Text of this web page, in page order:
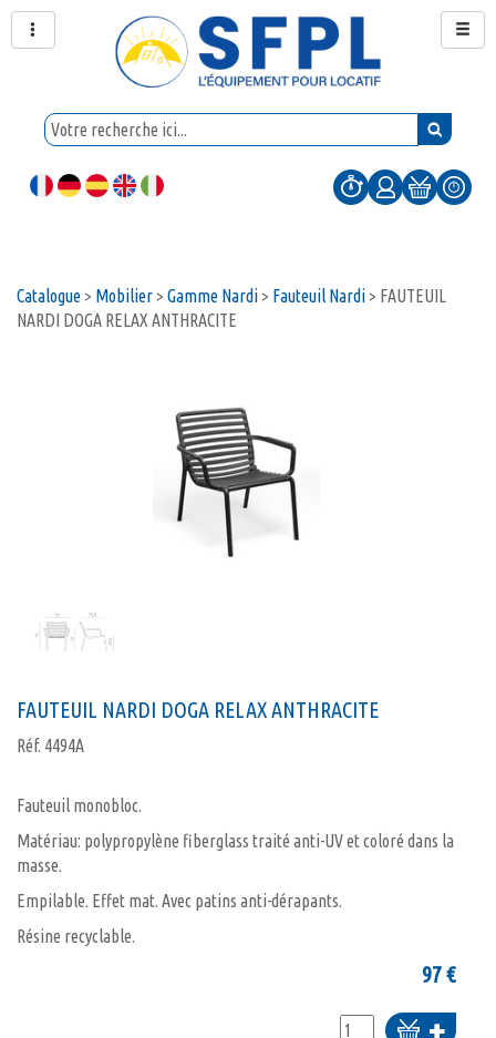
Catalogue> Mobilier> Gamme Nardi> Fauteuil Nardi> FAUTEUIL
NARDI DOGA RELAX ANTHRACITE
FAUTEUIL NARDI DOGA RELAX ANTHRACITE
Réf. 4494A
Fauteuil monobloc.
Matériau: polypropylène fiberglass traité anti-UV et coloré dans la
masse.
Empilable. Effet mat. Avec patins anti-dérapants.
Résine recyclable.
97€
Ajouter